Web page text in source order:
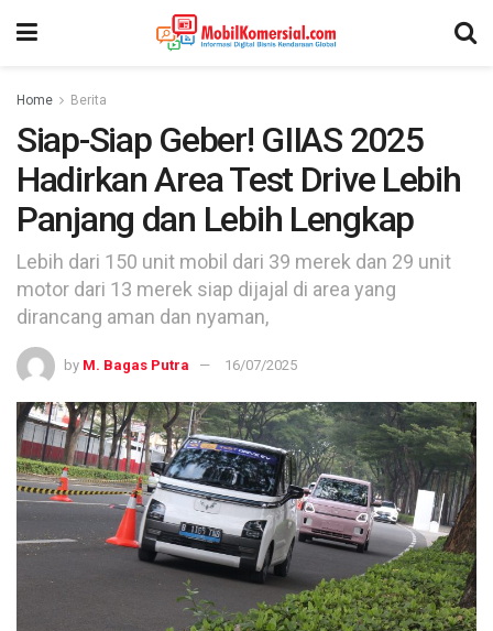
Home Berita
Siap-Siap Geber! GIIAS 2025
Hadirkan Area Test Drive Lebih
Panjang dan Lebih Lengkap
Lebih dari 150 unit mobil dari 39 merek dan 29 unit
motor dari 13 merek siap dijajal di area yang
dirancang aman dan nyaman,
by M. Bagas Putra 16/07/2025